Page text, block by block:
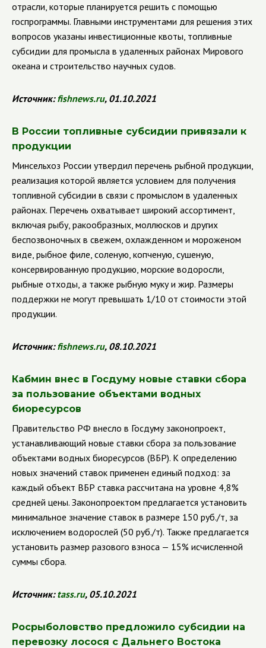
отрасли, которые планируется решить с помощью
госпрограммы. Главными инструментами для решения этих
вопросов указаны инвестиционные квоты, топливные
субсидии для промысла в удаленных районах Мирового
океана и строительство научных судов.
Источник:fishnews.ru, 01.10.2021
В России топливные субсидии привязали к
продукции
Минсельхоз России утвердил перечень рыбной продукции,
реализация которой является условием для получения
топливной субсидии в связи с промыслом в удаленных
районах. Перечень охватывает широкий ассортимент,
включая рыбу, ракообразных, моллюсков и других
беспозвоночных в свежем, охлажденном и мороженом
виде, рыбное филе, соленую, копченую, сушеную,
консервированную продукцию, морские водоросли,
рыбные отходы, а также рыбную муку и жир. Размеры
поддержки не могут превышать 1/10 от стоимости этой
продукции.
Источник:fishnews.ru, 08.10.2021
Кабмин внес в Госдуму новые ставки сбора
за пользование объектами водных
биоресурсов
Правительство РФ внесло в Госдуму законопроект,
устанавливающий новые ставки сбора за пользование
объектами водных биоресурсов (ВБР). К определению
новых значений ставок применен единый подход: за
каждый объект ВБР ставка рассчитана на уровне 4,8%
средней цены. Законопроектом предлагается установить
минимальное значение ставок в размере 150 руб./т, за
исключением водорослей (50 руб./т). Также предлагается
установить размер разового взноса — 15% исчисленной
суммы сбора.
Источник:tass.ru, 05.10.2021
Росрыболовство предложило субсидии на
перевозку лосося с Дальнего Востока